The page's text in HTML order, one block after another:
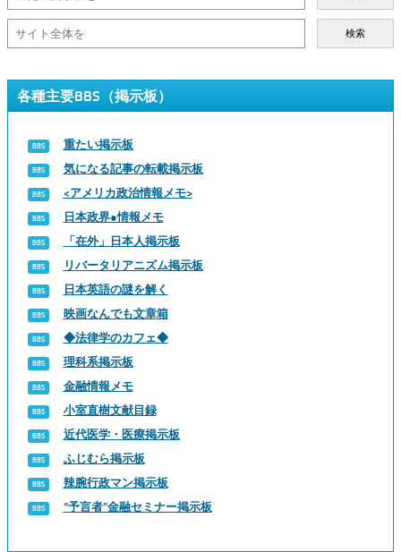
検索
各種主要BBS（掲示板）
重たい掲示板
気になる記事の転載掲示板
<アメリカ政治情報メモ>
日本政界●情報メモ
「在外」日本人掲示板
リバータリアニズム掲示板
日本英語の謎を解く
映画なんでも文章箱
◆法律学のカフェ◆
理科系掲示板
金融情報メモ
小室直樹文献目録
近代医学・医療掲示板
ふじむら掲示板
辣腕行政マン掲示板
“予言者”金融セミナー掲示板